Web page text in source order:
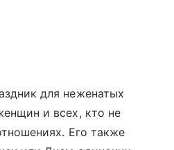
для неженатых
и всех, кто не
Его также